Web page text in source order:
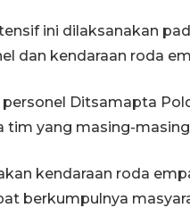
ini dilaksanakan
dan kendaraan roda
personel Ditsamapta
tim yang masing-
kendaraan roda
berkumpulnya